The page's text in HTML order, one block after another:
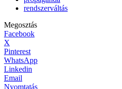
rendszerváltás
Megosztás
Facebook
X
Pinterest
WhatsApp
Linkedin
Email
Nyomtatás